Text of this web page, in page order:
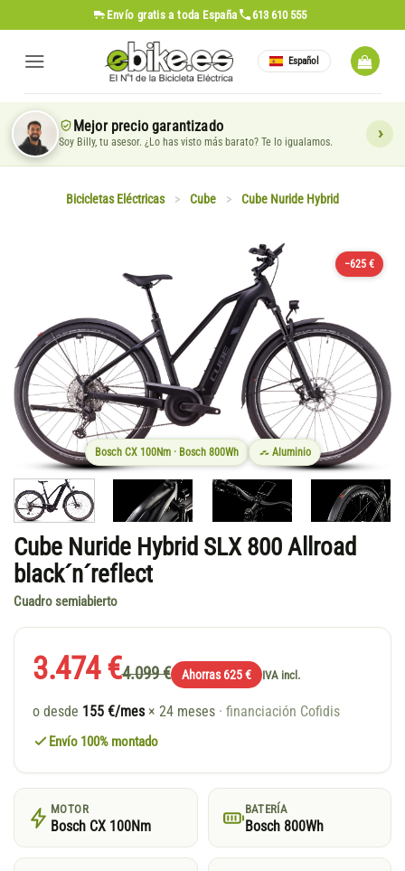
al
contenido
Envío gratis a toda España 613 610 555
Español
Mejor precio garantizado
Soy Billy, tu asesor. ¿Lo has visto más barato? Te lo igualamos.
Bicicletas Eléctricas > Cube > Cube Nuride Hybrid
−625 €
Bosch CX 100Nm · Bosch 800Wh Aluminio
Cube Nuride Hybrid SLX 800 Allroad
black´n´reflect
Cuadro semiabierto
3.474 €4.099 € Ahorras 625 € IVA incl.
o desde 155 €/mes × 24 meses · financiación Cofidis
Envío 100% montado
MOTOR
Bosch CX 100Nm
BATERÍA
Bosch 800Wh